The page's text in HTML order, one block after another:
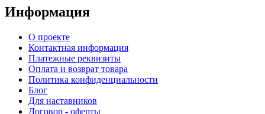
Информация
О проекте
Контактная информация
Платежные реквизиты
Оплата и возврат товара
Политика конфиденциальности
Блог
Для наставников
Договор - оферты